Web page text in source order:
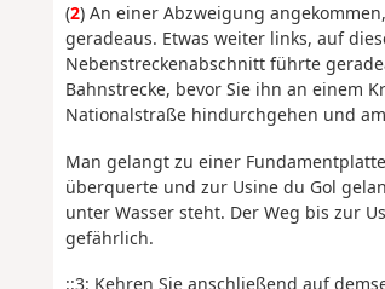
(2) An einer Abzweigung
geradeaus. Etwas weiter links, auf
Nebenstreckenabschnitt führte
Bahnstrecke, bevor Sie ihn an einem
Nationalstraße hindurchgehen und
Man gelangt zu einer
überquerte und zur Usine du Gol
unter Wasser steht. Der Weg bis zur
gefährlich.
::3: Kehren Sie anschließend auf